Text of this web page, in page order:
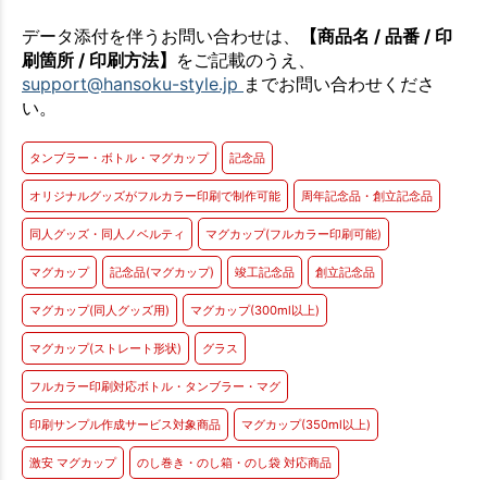
データ添付を伴うお問い合わせは、
【商品名 / 品番 / 印
刷箇所 / 印刷方法】 をご記載のうえ、
support@hansoku-style.jp までお問い合わせくださ
い。
タンブラー・ボトル・マグカップ 記念品
オリジナルグッズがフルカラー印刷で制作可能 周年記念品・創立記念品
同人グッズ・同人ノベルティ マグカップ(フルカラー印刷可能)
マグカップ 記念品(マグカップ) 竣工記念品 創立記念品
マグカップ(同人グッズ用) マグカップ(300ml以上)
マグカップ(ストレート形状) グラス
フルカラー印刷対応ボトル・タンブラー・マグ
印刷サンプル作成サービス対象商品 マグカップ(350ml以上)
激安 マグカップ のし巻き・のし箱・のし袋 対応商品